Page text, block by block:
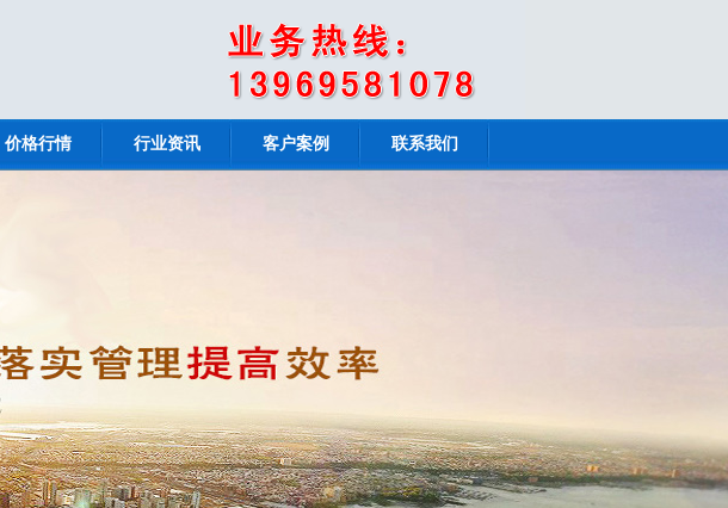
价格行情 行业资讯 客户案例 联系我们